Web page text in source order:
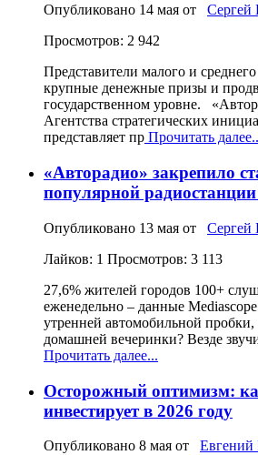
Опубликовано 14 мая от Сергей
Просмотров: 2 942
Представители малого и
крупные денежные призы и
государственном уровне.
Агентства стратегических
представляет пр Прочитать
«Авторадио» закрепило
популярной
Опубликовано 13 мая от Сергей
Лайков: 1 Просмотров: 3 113
27,6% жителей городов 100+
еженедельно – данные
утренней автомобильной пробки,
домашней вечеринки? Везде
Прочитать далее...
Осторожный оптимизм:
инвестирует в 2026 году
Опубликовано 8 мая от Евгений